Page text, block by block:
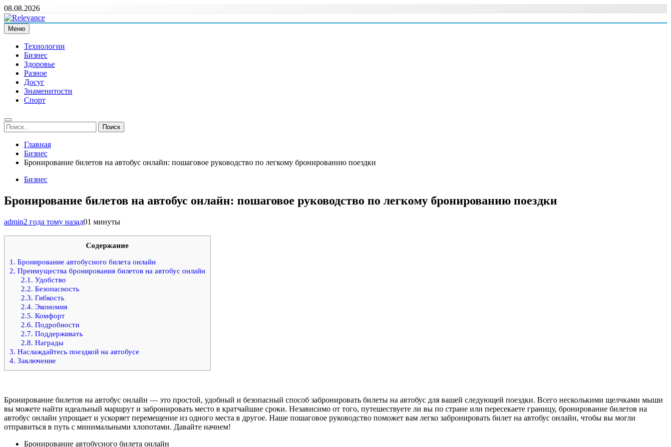
Перейти
к
содержимому
08.08.2026
Relevance
Релевантні новини — саме те, що вам потрібно
Меню
Технологии
Бизнес
Здоровье
Разное
Досуг
Знаменитости
Спорт
Найти:
Главная
Бизнес
Бронирование билетов на автобус онлайн: пошаговое руководство по легкому бронированию поездки
Бизнес
Бронирование билетов на автобус онлайн: пошаговое руководство по легкому бронированию поездки
admin2 года тому назад01 минуты
Содержание
1. Бронирование автобусного билета онлайн
2. Преимущества бронирования билетов на автобус онлайн
2.1. Удобство
2.2. Безопасность
2.3. Гибкость
2.4. Экономия
2.5. Комфорт
2.6. Подробности
2.7. Поддерживать
2.8. Награды
3. Наслаждайтесь поездкой на автобусе
4. Заключение
Бронирование билетов на автобус онлайн — это простой, удобный и безопасный способ забронировать билеты на автобус для вашей следующей поездки. Всего несколькими щелчками мыши
вы можете найти идеальный маршрут и забронировать место в кратчайшие сроки. Независимо от того, путешествуете ли вы по стране или пересекаете границу, бронирование билетов на
автобус онлайн упрощает и ускоряет перемещение из одного места в другое. Наше пошаговое руководство поможет вам легко забронировать билет на автобус онлайн, чтобы вы могли
отправиться в путь с минимальными хлопотами. Давайте начнем!
Бронирование автобусного билета онлайн